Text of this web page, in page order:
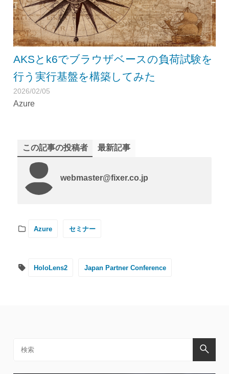
AKSとk6でブラウザベースの負荷試験を
行う実行基盤を構築してみた
2026/02/05
Azure
この記事の投稿者 最新記事
webmaster@fixer.co.jp
Azure セミナー
HoloLens2 Japan Partner Conference